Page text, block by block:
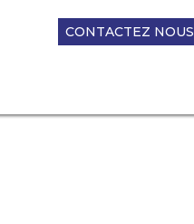
CONTACTEZ NOUS